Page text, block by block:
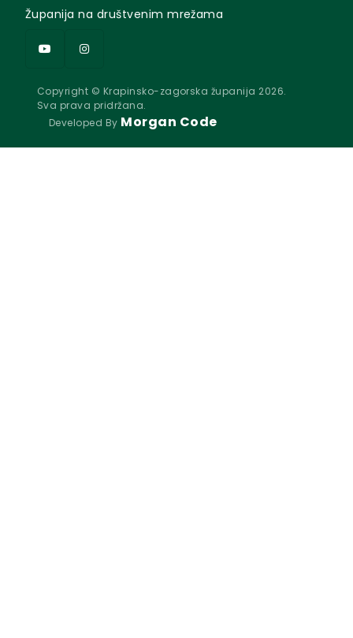
Županija na društvenim mrežama
Copyright © Krapinsko-zagorska županija 2026.
Sva prava pridržana.
Developed By Morgan Code